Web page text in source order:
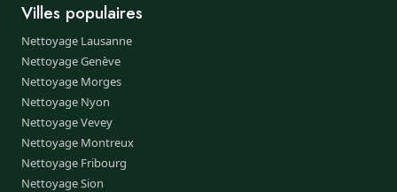
Villes populaires
Nettoyage Lausanne
Nettoyage Genève
Nettoyage Morges
Nettoyage Nyon
Nettoyage Vevey
Nettoyage Montreux
Nettoyage Fribourg
Nettoyage Sion